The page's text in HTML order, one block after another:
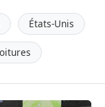
États-Unis